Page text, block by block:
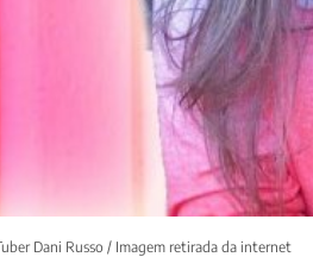
Dani Russo / Imagem retirada da internet